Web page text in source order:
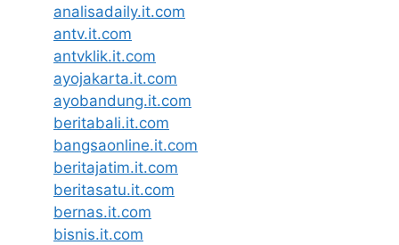
analisadaily.it.com
antv.it.com
antvklik.it.com
ayojakarta.it.com
ayobandung.it.com
beritabali.it.com
bangsaonline.it.com
beritajatim.it.com
beritasatu.it.com
bernas.it.com
bisnis.it.com